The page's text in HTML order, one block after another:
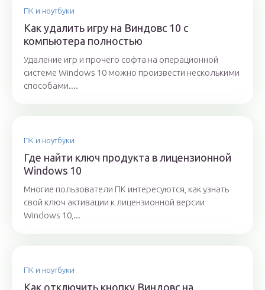
ПК и ноутбуки
Как удалить игру на Виндовс 10 с
компьютера полностью
Удаление игр и прочего софта на операционной
системе Windows 10 можно произвести несколькими
способами....
ПК и ноутбуки
Где найти ключ продукта в лицензионной
Windows 10
Многие пользователи ПК интересуются, как узнать
свой ключ активации к лицензионной версии
Windows 10,...
ПК и ноутбуки
Как отключить кнопку Виндовс на